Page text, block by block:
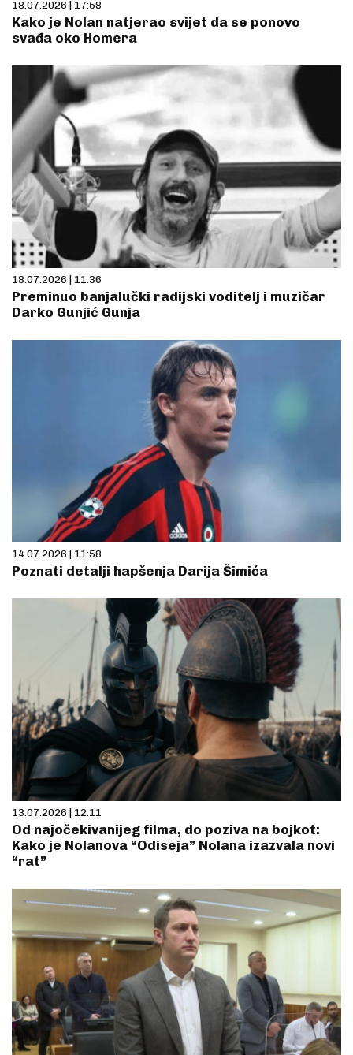
18.07.2026 | 17:58
Kako je Nolan natjerao svijet da se ponovo
svađa oko Homera
18.07.2026 | 11:36
Preminuo banjalučki radijski voditelj i muzičar
Darko Gunjić Gunja
14.07.2026 | 11:58
Poznati detalji hapšenja Darija Šimića
13.07.2026 | 12:11
Od najočekivanijeg filma, do poziva na bojkot:
Kako je Nolanova “Odiseja” Nolana izazvala novi
“rat”